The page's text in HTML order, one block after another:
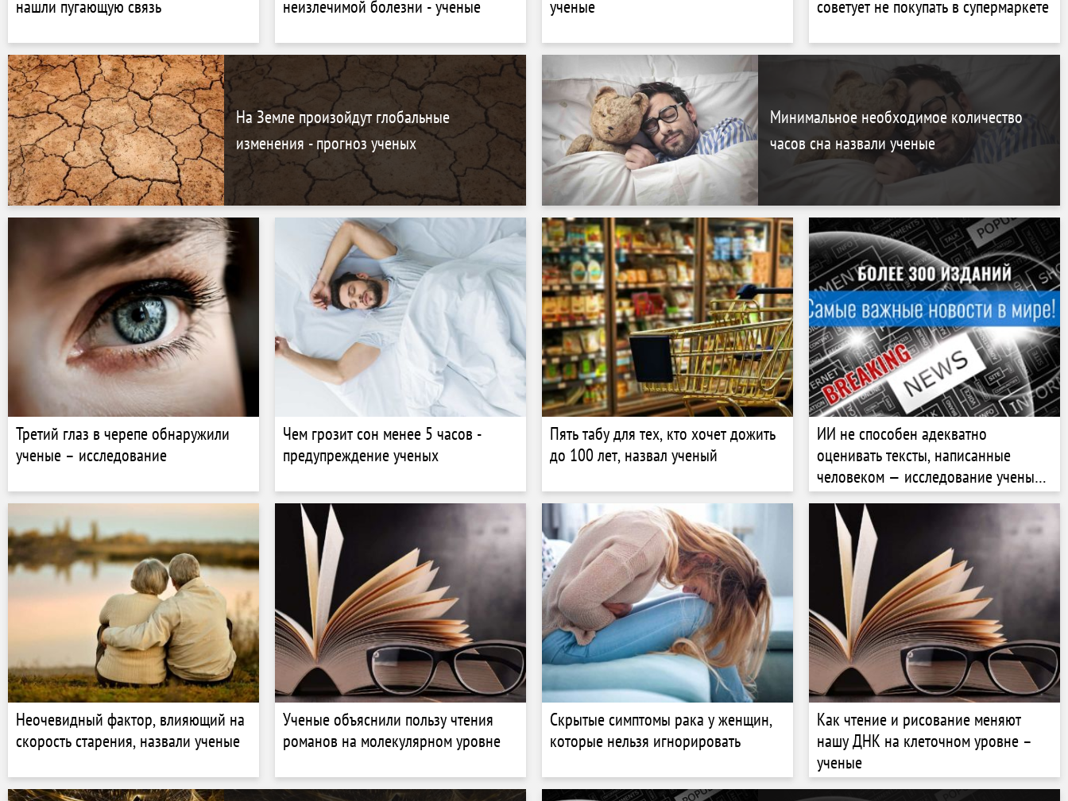
нашли пугающую связь
неизлечимой болезни - ученые
ученые
советует не покупать в супермаркете
На Земле произойдут глобальные
изменения - прогноз ученых
Минимальное необходимое количество
часов сна назвали ученые
Третий глаз в черепе обнаружили
ученые – исследование
Чем грозит сон менее 5 часов -
предупреждение ученых
Пять табу для тех, кто хочет дожить
до 100 лет, назвал ученый
ИИ не способен адекватно
оценивать тексты, написанные
человеком — исследование ученых
из Кембриджа
Неочевидный фактор, влияющий на
скорость старения, назвали ученые
Ученые объяснили пользу чтения
романов на молекулярном уровне
Скрытые симптомы рака у женщин,
которые нельзя игнорировать
Как чтение и рисование меняют
нашу ДНК на клеточном уровне –
ученые